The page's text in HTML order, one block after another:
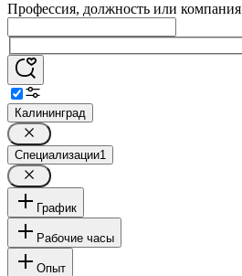
Профессия, должность или компания
Калининград
Специализации1
График
Рабочие часы
Опыт